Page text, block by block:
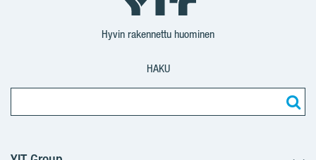
Suomi
Hyvin rakennettu huominen
HAKU